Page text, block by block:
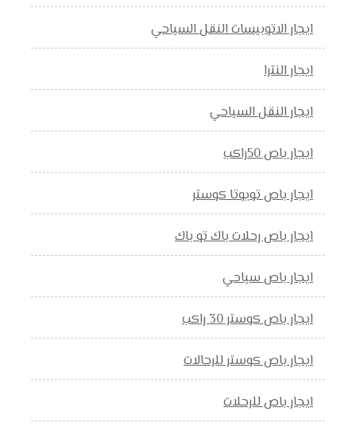
ايجار الاتوبيسات النقل السياحي
ايجار النترا
ايجار النقل السياحي
ايجار باص 50راكب
ايجار باص تويوتا كوستر
ايجار باص رحلات باك تو باك
ايجار باص سياحي
ايجار باص كوستر 30 راكب
ايجار باص كوستر للرحالات
ايجار باص للرحلات